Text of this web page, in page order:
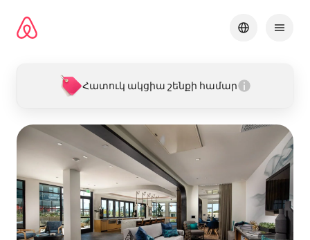
բովանդակությանը
Հատուկ ակցիա շենքի համար